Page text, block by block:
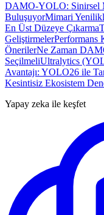
DAMO-YOLO: Sinirsel
BuluşuyorMimari
En Üst Düzeye Çıkarma
GeliştirmelerPerformans
ÖnerilerNe Zaman
SeçilmeliUltralytics
Avantajı: YOLO26 ile
Kesintisiz Ekosistem
Yapay zeka ile keşfet